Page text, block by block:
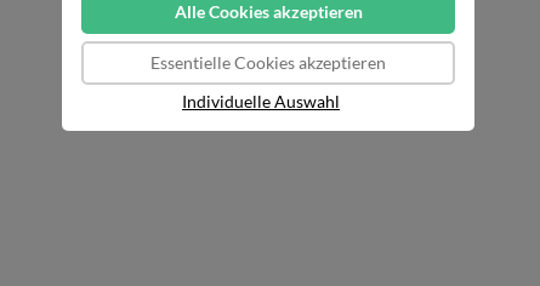
Alle Cookies akzeptieren
Essentielle Cookies akzeptieren
Individuelle Auswahl